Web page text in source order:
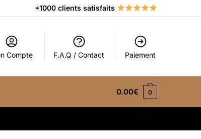
+1000 clients satisfaits
Compte F.A.Q / Contact Paiement
0.00€ 0